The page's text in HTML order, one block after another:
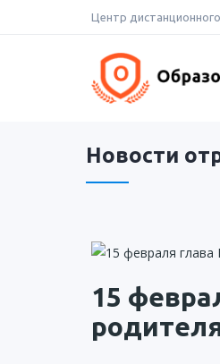
Центр
Новости
15